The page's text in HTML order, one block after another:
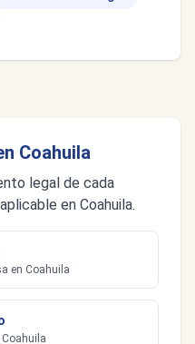
Coahuila
legal de cada
en Coahuila.
en Coahuila